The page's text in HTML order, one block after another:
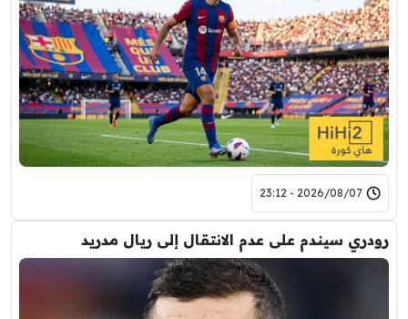
2026/08/07 - 23:12
رودري سيندم على عدم الانتقال إلى ريال مدريد